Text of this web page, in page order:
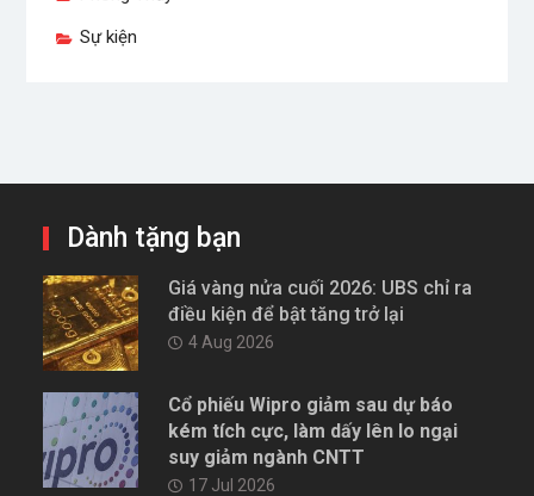
Sự kiện
Dành tặng bạn
Giá vàng nửa cuối 2026: UBS chỉ ra
điều kiện để bật tăng trở lại
4 Aug 2026
Cổ phiếu Wipro giảm sau dự báo
kém tích cực, làm dấy lên lo ngại
suy giảm ngành CNTT
17 Jul 2026